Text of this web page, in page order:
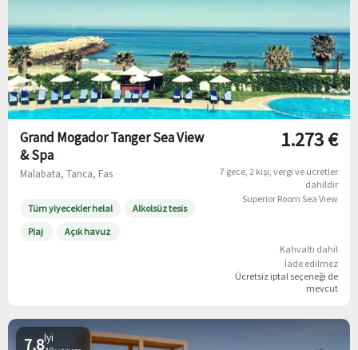
Grand Mogador Tanger Sea View
& Spa
Malabata, Tanca, Fas
Tüm yiyecekler helal
Alkolsüz tesis
Plaj
Açık havuz
1.273 €
7 gece 2 kişi vergi ve ücretler
dahildir
Superior Room Sea View
Kahvaltı dahil
İade edilmez
Ücretsiz iptal seçeneği de
mevcut
İyi
7,8